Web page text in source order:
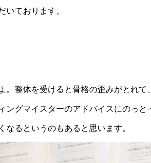
ております。
整体を受けると骨格の歪みがとれて
ングマイスターのアドバイスにのっと
るというのもあると思います。